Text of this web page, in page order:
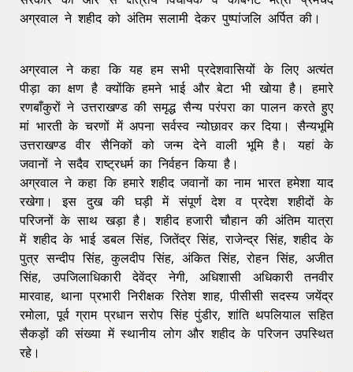
अग्रवाल ने शहीद को अंतिम सलामी देकर पुष्पांजलि अर्पित की।
अग्रवाल ने कहा कि यह हम सभी प्रदेशवासियों के लिए अत्यंत
पीड़ा का क्षण है क्योंकि हमने भाई और बेटा भी खोया है। हमारे
रणबाँकुरों ने उत्तराखण्ड की समृद्ध सैन्य परंपरा का पालन करते हुए
मां भारती के चरणों में अपना सर्वस्व न्योछावर कर दिया। सैन्यभूमि
उत्तराखण्ड वीर सैनिकों को जन्म देने वाली भूमि है। यहां के
जवानों ने सदैव राष्ट्रधर्म का निर्वहन किया है।
अग्रवाल ने कहा कि हमारे शहीद जवानों का नाम भारत हमेशा याद
रखेगा। इस दुख की घड़ी में संपूर्ण देश व प्रदेश शहीदों के
परिजनों के साथ खड़ा है। शहीद हजारी चौहान की अंतिम यात्रा
में शहीद के भाई डबल सिंह, जितेंद्र सिंह, राजेन्द्र सिंह, शहीद के
पुत्र सन्दीप सिंह, कुलदीप सिंह, अंकित सिंह, रोहन सिंह, अजीत
सिंह, उपजिलाधिकारी देवेंद्र नेगी, अधिशासी अधिकारी तनवीर
मारवाह, थाना प्रभारी निरीक्षक रितेश शाह, पीसीसी सदस्य जयेंद्र
रमोला, पूर्व ग्राम प्रधान सरोप सिंह पुंडीर, शांति थपलियाल सहित
सैकड़ों की संख्या में स्थानीय लोग और शहीद के परिजन उपस्थित
रहे।